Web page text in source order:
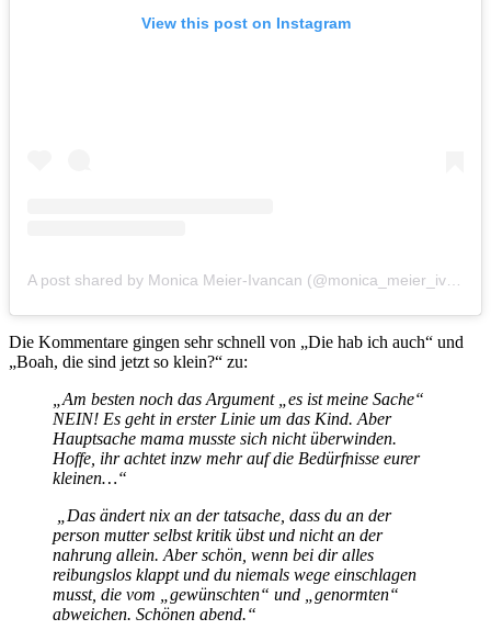
View this post on Instagram
Die Kommentare gingen sehr schnell von „Die hab ich auch“ und
„Boah, die sind jetzt so klein?“ zu:
„Am besten noch das Argument „es ist meine Sache“
NEIN! Es geht in erster Linie um das Kind. Aber
Hauptsache mama musste sich nicht überwinden.
Hoffe, ihr achtet inzw mehr auf die Bedürfnisse eurer
kleinen…“
„Das ändert nix an der tatsache, dass du an der
person mutter selbst kritik übst und nicht an der
nahrung allein. Aber schön, wenn bei dir alles
reibungslos klappt und du niemals wege einschlagen
musst, die vom „gewünschten“ und „genormten“
abweichen. Schönen abend.“